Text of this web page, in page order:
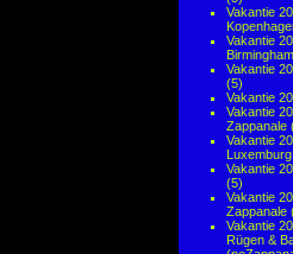
Vakantie
Vakantie
Vakantie
(5)
Vakantie
Vakantie
Zappanale
Vakantie
Luxemburg
Vakantie
(5)
Vakantie
Zappanale
Vakantie
Rügen &